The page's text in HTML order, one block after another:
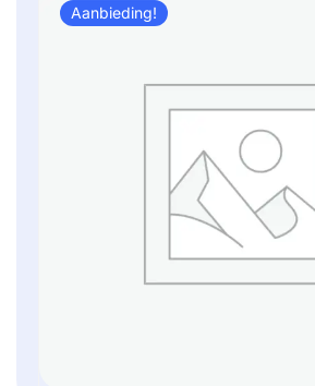
Aanbieding!